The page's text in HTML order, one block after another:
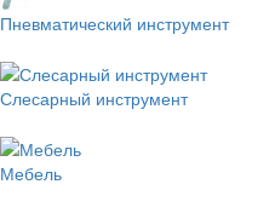
Пневматический инструмент
Слесарный инструмент
Мебель